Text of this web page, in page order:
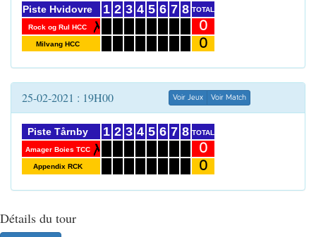
Piste Hvidovre
Rock og Rul HCC
Milvang HCC
1 2 3 4 5 6 7 8 TOTAL
0
0
25-02-2021 : 19H00 Voir Jeux Voir Match
Piste Tårnby
Amager Boies TCC
Appendix RCK
1 2 3 4 5 6 7 8 TOTAL
0
0
Détails du tour